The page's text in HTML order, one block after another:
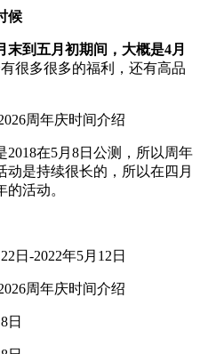
候
到五月初期间，大概是4月
有很多很多的福利，还有高品
在5月8日公测，所以周年
动是持续很长的，所以在四月
活动。
日-2022年5月12日
日